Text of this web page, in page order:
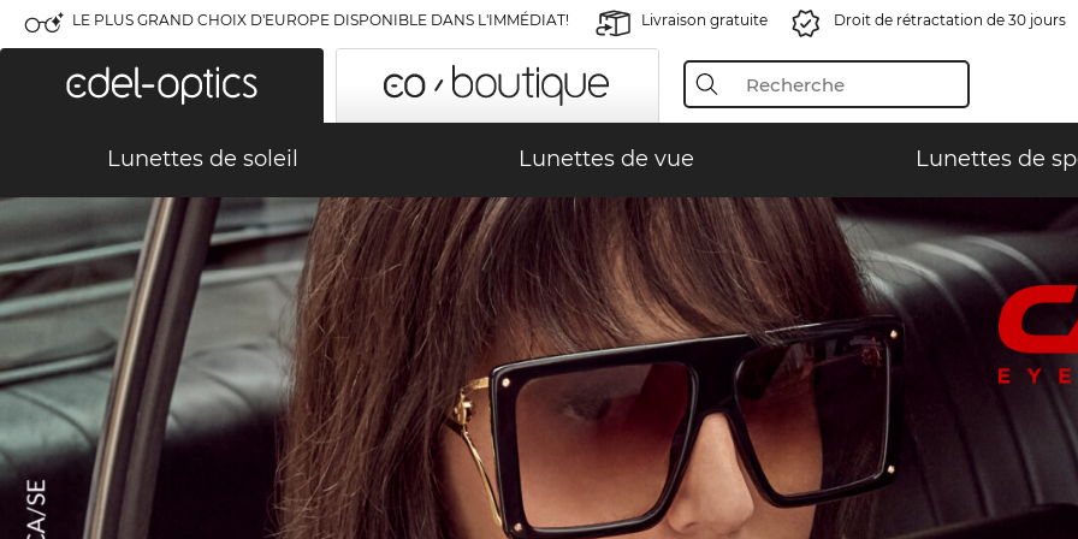
LE PLUS GRAND CHOIX D'EUROPE DISPONIBLE DANS L'IMMÉDIAT! Livraison gratuite Droit de rétractation de 30 jours
Lunettes de soleil Lunettes de vue Lunettes de